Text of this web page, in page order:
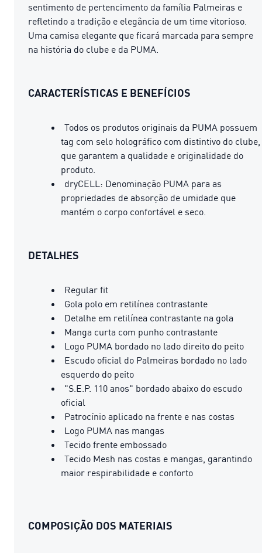
sentimento de pertencimento da família Palmeiras e
refletindo a tradição e elegância de um time vitorioso.
Uma camisa elegante que ficará marcada para sempre
na história do clube e da PUMA.
CARACTERÍSTICAS E BENEFÍCIOS
Todos os produtos originais da PUMA possuem
tag com selo holográfico com distintivo do clube,
que garantem a qualidade e originalidade do
produto.
dryCELL: Denominação PUMA para as
propriedades de absorção de umidade que
mantém o corpo confortável e seco.
DETALHES
Regular fit
Gola polo em retilínea contrastante
Detalhe em retilínea contrastante na gola
Manga curta com punho contrastante
Logo PUMA bordado no lado direito do peito
Escudo oficial do Palmeiras bordado no lado
esquerdo do peito
"S.E.P. 110 anos" bordado abaixo do escudo
oficial
Patrocínio aplicado na frente e nas costas
Logo PUMA nas mangas
Tecido frente embossado
Tecido Mesh nas costas e mangas, garantindo
maior respirabilidade e conforto
COMPOSIÇÃO DOS MATERIAIS